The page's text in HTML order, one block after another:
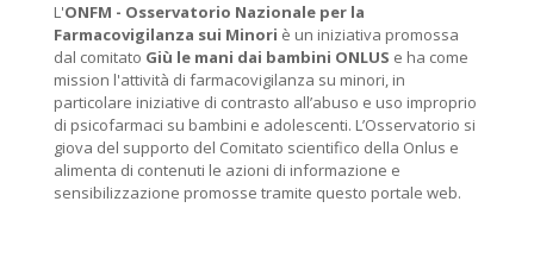
L'ONFM - Osservatorio Nazionale per la
Farmacovigilanza sui Minori è un iniziativa promossa
dal comitato Giù le mani dai bambini ONLUS e ha come
mission l'attività di farmacovigilanza su minori, in
particolare iniziative di contrasto all’abuso e uso improprio
di psicofarmaci su bambini e adolescenti. L’Osservatorio si
giova del supporto del Comitato scientifico della Onlus e
alimenta di contenuti le azioni di informazione e
sensibilizzazione promosse tramite questo portale web.